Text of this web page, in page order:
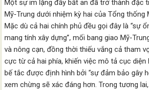
Một sự im lặng đầy bất an đã trở thành đặc
Mỹ-Trung dưới nhiệm kỳ hai của Tổng thống
Mặc dù cả hai chính phủ đều gọi đây là “sự
mang tính xây dựng”, mối bang giao Mỹ-
và nông cạn, đồng thời thiếu vắng cả tham
cực từ cả hai phía, khiến việc mô tả cục
bế tắc được định hình bởi “sự đảm bảo gây
xem chừng sẽ xác đáng hơn. Trong tương